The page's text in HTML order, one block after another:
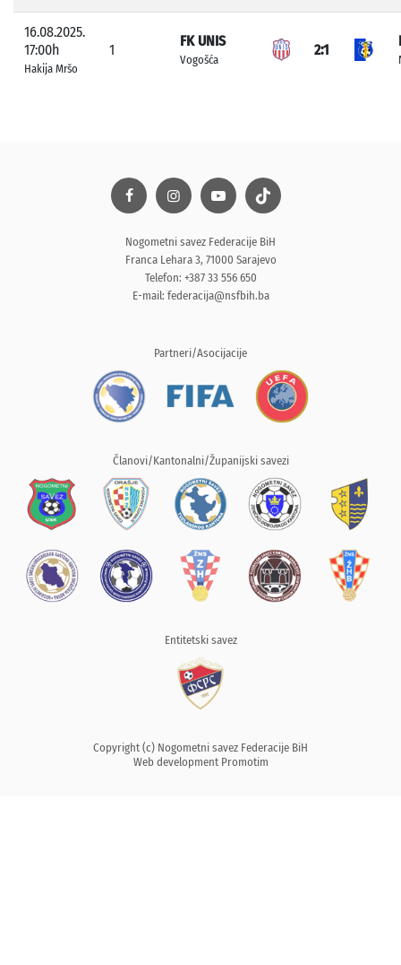
16.08.2025.
17:00h
Hakija Mršo
1
FK UNIS
Vogošća
2:1
Nogometni savez Federacije BiH
Franca Lehara 3, 71000 Sarajevo
Telefon: +387 33 556 650
E-mail: federacija@nsfbih.ba
Partneri/Asocijacije
Članovi/Kantonalni/Županijski savezi
Entitetski savez
Copyright (c) Nogometni savez Federacije BiH
Web development Promotim